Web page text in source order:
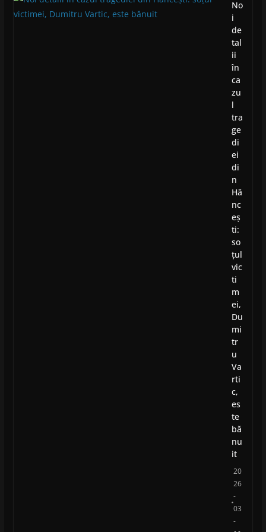
No
i
de
tal
ii
în
ca
zu
l
tra
ge
di
ei
di
n
Hâ
nc
eș
ti:
so
țul
vic
ti
m
ei,
Du
mi
tr
u
Va
rti
c,
es
te
bă
nu
it
20
26
-
03
-